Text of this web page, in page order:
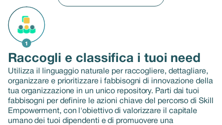
Raccogli e classifica i tuoi need
Utilizza il linguaggio naturale per raccogliere, dettagliare,
organizzare e prioritizzare i fabbisogni di innovazione della
tua organizzazione in un unico repository. Parti dai tuoi
fabbisogni per definire le azioni chiave del percorso di Skill
Empowerment, con l'obiettivo di valorizzare il capitale
umano dei tuoi dipendenti e di promuovere una